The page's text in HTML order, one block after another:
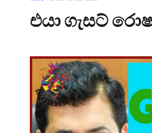
එයා ගැසට්